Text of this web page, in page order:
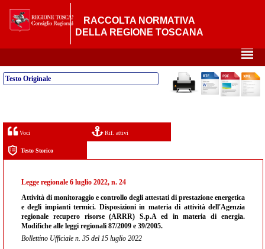
RACCOLTA NORMATIVA
DELLA REGIONE TOSCANA
²
Testo Originale
Voci Rif. attivi
Testo Storico
Legge regionale 6 luglio 2022, n. 24
Attività di monitoraggio e controllo degli attestati di prestazione energetica
e degli impianti termici. Disposizioni in materia di attività dell'Agenzia
regionale recupero risorse (ARRR) S.p.A ed in materia di energia.
Modifiche alle leggi regionali 87/2009 e 39/2005.
Bollettino Ufficiale n. 35 del 15 luglio 2022